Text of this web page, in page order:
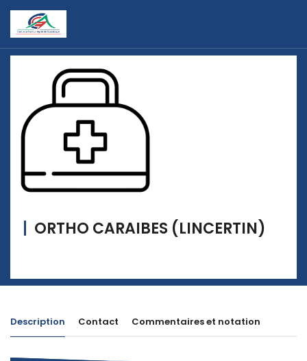
ORTHO CARAIBES (LINCERTIN)
Description Contact Commentaires et notation